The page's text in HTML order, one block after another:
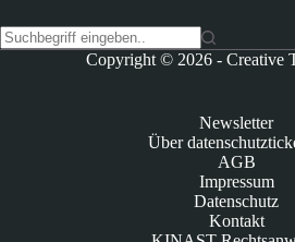
Copyright © 2026 -Creative
Newsletter
Über
AGB
Impressum
Datenschutz
Kontakt